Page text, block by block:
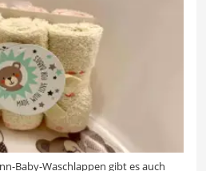
Baby-Waschlappen gibt es auch